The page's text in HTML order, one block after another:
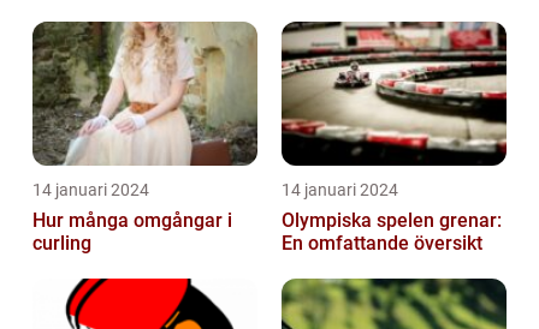
14 januari 2024
Hur många omgångar i
curling
14 januari 2024
Olympiska spelen grenar:
En omfattande översikt